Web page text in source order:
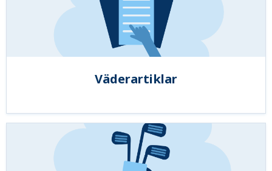
Väderartiklar